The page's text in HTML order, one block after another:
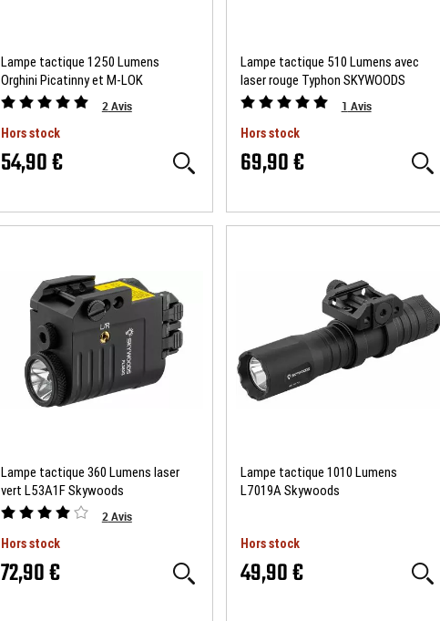
Lampe tactique 1250 Lumens
Orghini Picatinny et M-LOK
rechargeable SKYWOODS
2Avis
Hors stock
54,90 €
Lampe tactique 510 Lumens avec
laser rouge Typhon SKYWOODS
1 Avis
Hors stock
69,90 €
Lampe tactique 360 Lumens laser
vert L53A1F Skywoods
2Avis
Hors stock
72,90 €
Lampe tactique 1010 Lumens
L7019A Skywoods
Hors stock
49,90 €